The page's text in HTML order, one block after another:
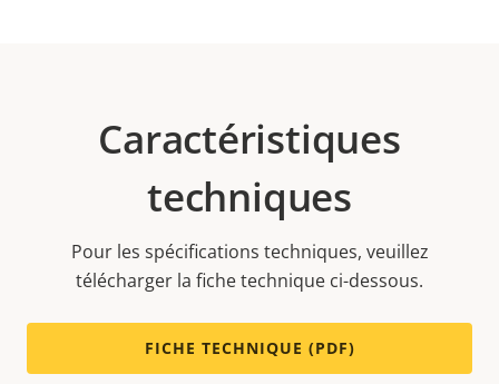
Caractéristiques
techniques
Pour les spécifications techniques, veuillez
télécharger la fiche technique ci-dessous.
FICHE TECHNIQUE (PDF)